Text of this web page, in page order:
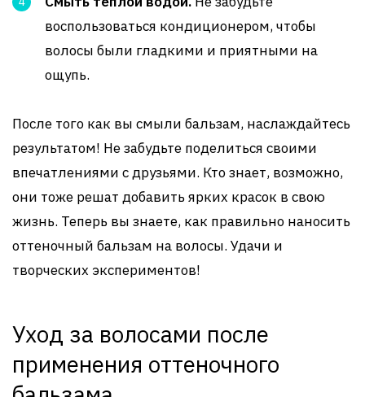
воспользоваться кондиционером, чтобы
волосы были гладкими и приятными на
ощупь.
После того как вы смыли бальзам, наслаждайтесь
результатом! Не забудьте поделиться своими
впечатлениями с друзьями. Кто знает, возможно,
они тоже решат добавить ярких красок в свою
жизнь. Теперь вы знаете, как правильно наносить
оттеночный бальзам на волосы. Удачи и
творческих экспериментов!
Уход за волосами после
применения оттеночного